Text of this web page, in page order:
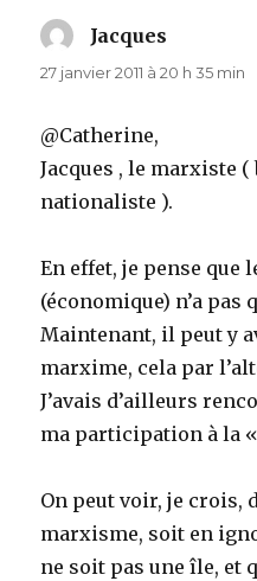
Jacques
27 janvier 2011 à 20 h 35 min
@Catherine,
Jacques , le marxiste
nationaliste ).
En effet, je pense que
(économique) n’a pas
Maintenant, il peut y
marxime, cela par
J’avais d’ailleurs
ma participation à la
On peut voir, je crois,
marxisme, soit en
ne soit pas une île, et